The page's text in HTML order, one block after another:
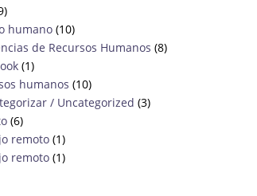
humano(10)
de Recursos Humanos (8)
(1)
humanos (10)
/ Uncategorized (3)
(6)
remoto(1)
remoto(1)